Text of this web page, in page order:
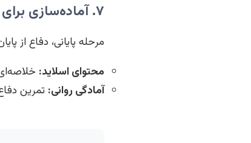
۷. آماده‌سازی برای دفاع و ارائه موفق
مرحله پایانی، دفاع از
محتوای اسلاید:
آمادگی روانی: تمرین